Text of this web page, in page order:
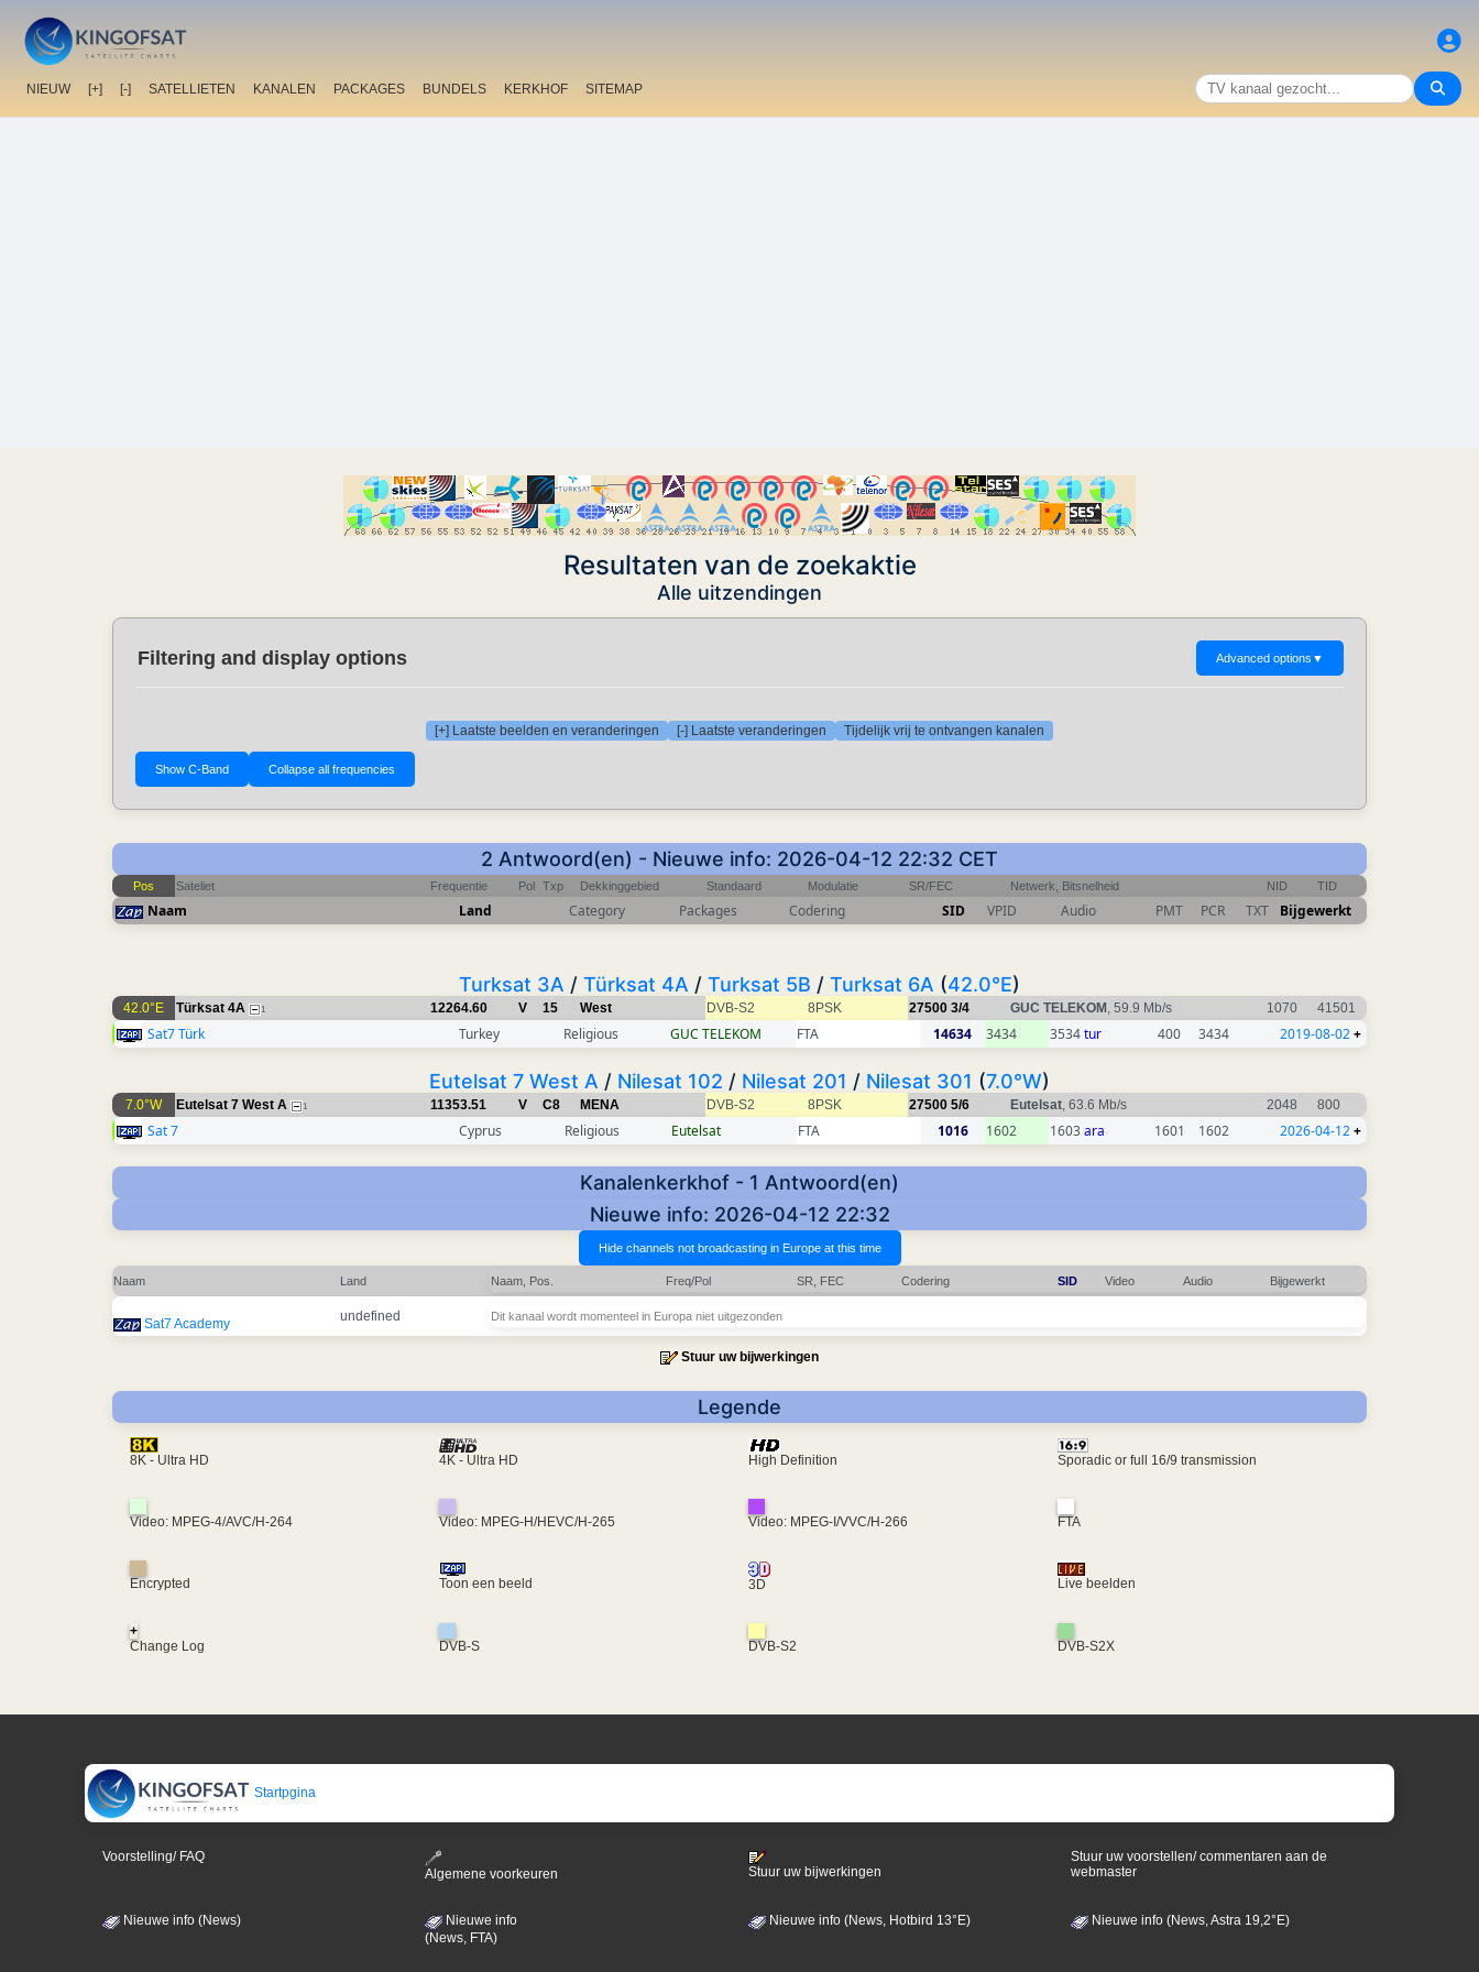
NIEUW [+] [-] SATELLIETEN KANALEN PACKAGES BUNDELS KERKHOF SITEMAP
Resultaten van de zoekaktie
Alle uitzendingen
Filtering and display options Advanced options ▼
[+] Laatste beelden en veranderingen [-] Laatste veranderingen Tijdelijk vrij te ontvangen kanalen
2 Antwoord(en) - Nieuwe info: 2026-04-12 22:32 CET
Pos Sateliet Frequentie Pol Txp Dekkinggebied Standaard Modulatie SR/FEC Netwerk, Bitsnelheid NID TID
Naam Land Category Packages Codering SID VPID Audio PMT PCR TXT Bijgewerkt
Turksat 3A / Türksat 4A / Turksat 5B / Turksat 6A (42.0°E)
42.0°E Türksat 4A 1 12264.60 V 15 West DVB-S2 8PSK 27500 3/4 GUC TELEKOM , 59.9 Mb/s 1070 41501
Sat7 Türk Turkey Religious GUC TELEKOM FTA 14634 3434 3534tur 400 3434 2019-08-02+
Eutelsat 7 West A / Nilesat 102 / Nilesat 201 / Nilesat 301 (7.0°W)
7.0°W Eutelsat 7 West A 1 11353.51 V C8 MENA DVB-S2 8PSK 27500 5/6 Eutelsat, 63.6 Mb/s 2048 800
Sat 7 Cyprus Religious Eutelsat FTA 1016 1602 1603ara 1601 1602 2026-04-12+
Kanalenkerkhof - 1 Antwoord(en)
Nieuwe info: 2026-04-12 22:32
Naam Land Naam, Pos. Freq/Pol SR, FEC Codering SID Video Audio Bijgewerkt
Sat7 Academy undefined Dit kanaal wordt momenteel in Europa niet uitgezonden
Stuur uw bijwerkingen
Legende
8K - Ultra HD 4K - Ultra HD High Definition Sporadic or full 16/9 transmission
Video: MPEG-4/AVC/H-264 Video: MPEG-H/HEVC/H-265 Video: MPEG-I/VVC/H-266 FTA
Encrypted Toon een beeld 3D Live beelden
+
Change Log
DVB-S DVB-S2 DVB-S2X
Startpgina
Voorstelling/ FAQ
Algemene voorkeuren
Stuur uw bijwerkingen
Stuur uw voorstellen/ commentaren aan de
webmaster
Nieuwe info (News)
Nieuwe info
(News, FTA)
Nieuwe info (News, Hotbird 13°E) Nieuwe info (News, Astra 19,2°E)